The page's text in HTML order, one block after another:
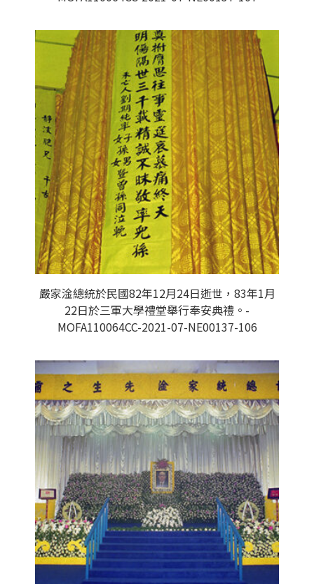
嚴家淦總統於民國82年12月24日逝世，83年1月
22日於三軍大學禮堂舉行奉安典禮。-
MOFA110064CC-2021-07-NE00137-106